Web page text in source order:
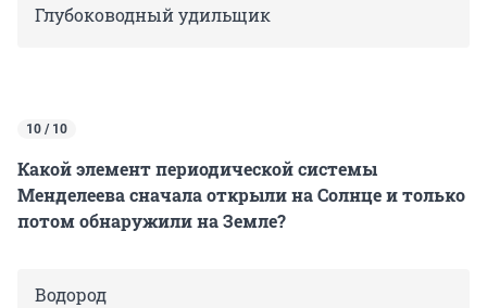
Глубоководный удильщик
10 / 10
Какой элемент периодической системы
Менделеева сначала открыли на Солнце и только
потом обнаружили на Земле?
Водород